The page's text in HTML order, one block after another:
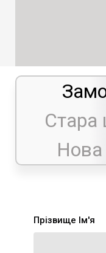
Стара
Нова
Прізвище Ім'я